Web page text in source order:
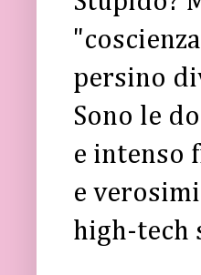
persino
Sono le
e intenso
e
high-tech